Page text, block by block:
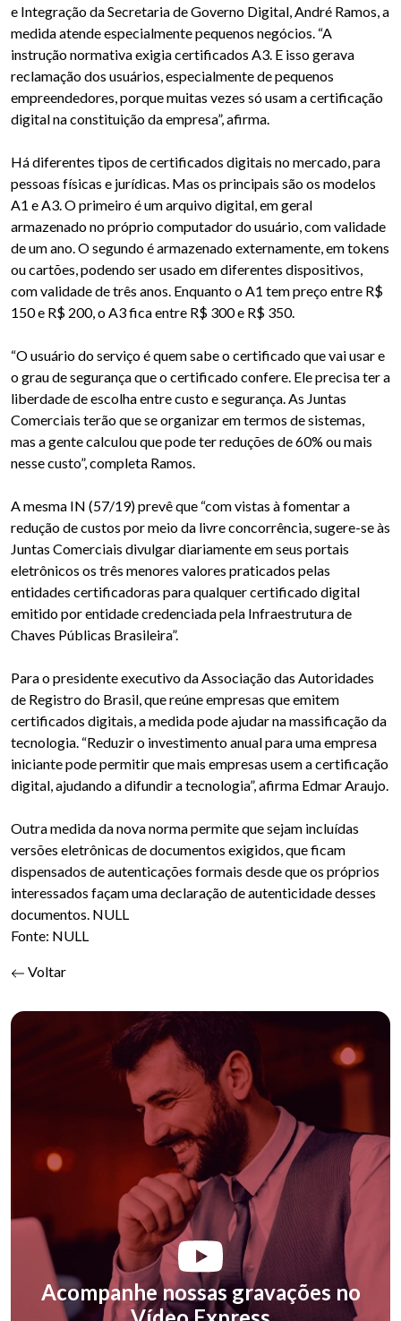
e Integração da Secretaria de Governo Digital, André Ramos, a
medida atende especialmente pequenos negócios. “A
instrução normativa exigia certificados A3. E isso gerava
reclamação dos usuários, especialmente de pequenos
empreendedores, porque muitas vezes só usam a certificação
digital na constituição da empresa”, afirma.
Há diferentes tipos de certificados digitais no mercado, para
pessoas físicas e jurídicas. Mas os principais são os modelos
A1 e A3. O primeiro é um arquivo digital, em geral
armazenado no próprio computador do usuário, com validade
de um ano. O segundo é armazenado externamente, em tokens
ou cartões, podendo ser usado em diferentes dispositivos,
com validade de três anos. Enquanto o A1 tem preço entre R$
150 e R$ 200, o A3 fica entre R$ 300 e R$ 350.
“O usuário do serviço é quem sabe o certificado que vai usar e
o grau de segurança que o certificado confere. Ele precisa ter a
liberdade de escolha entre custo e segurança. As Juntas
Comerciais terão que se organizar em termos de sistemas,
mas a gente calculou que pode ter reduções de 60% ou mais
nesse custo”, completa Ramos.
A mesma IN (57/19) prevê que “com vistas à fomentar a
redução de custos por meio da livre concorrência, sugere-se às
Juntas Comerciais divulgar diariamente em seus portais
eletrônicos os três menores valores praticados pelas
entidades certificadoras para qualquer certificado digital
emitido por entidade credenciada pela Infraestrutura de
Chaves Públicas Brasileira”.
Para o presidente executivo da Associação das Autoridades
de Registro do Brasil, que reúne empresas que emitem
certificados digitais, a medida pode ajudar na massificação da
tecnologia. “Reduzir o investimento anual para uma empresa
iniciante pode permitir que mais empresas usem a certificação
digital, ajudando a difundir a tecnologia”, afirma Edmar Araujo.
Outra medida da nova norma permite que sejam incluídas
versões eletrônicas de documentos exigidos, que ficam
dispensados de autenticações formais desde que os próprios
interessados façam uma declaração de autenticidade desses
documentos. NULL
Fonte: NULL
Voltar
Acompanhe nossas gravações no